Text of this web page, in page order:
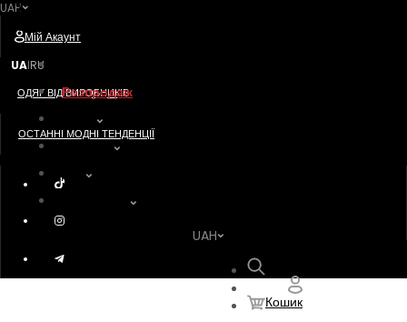
UAH
Мій Акаунт
UA|RU
ОДЯГ ВІД ВИРОБНИКІВ
ОСТАННІ МОДНІ ТЕНДЕНЦІЇ
Postavshik
Розпродаж
Діти
UAH
Кошик